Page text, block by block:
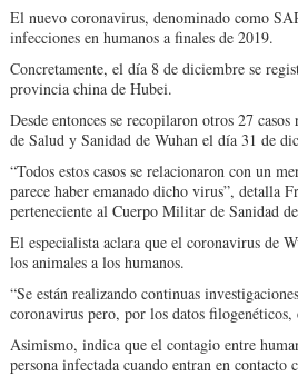
El nuevo coronavirus, denominado como
infecciones en humanos a finales de 2019.
Concretamente, el día 8 de diciembre se
provincia china de Hubei.
Desde entonces se recopilaron otros 27
de Salud y Sanidad de Wuhan el día 31 de
“Todos estos casos se relacionaron con un
parece haber emanado dicho virus”, detalla
perteneciente al Cuerpo Militar de Sanidad
El especialista aclara que el coronavirus de
los animales a los humanos.
“Se están realizando continuas
coronavirus pero, por los datos
Asimismo, indica que el contagio entre
persona infectada cuando entran en